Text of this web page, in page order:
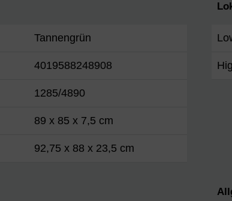
Tannengrün
4019588248908
1285/4890
89 x 85 x 7,5 cm
92,75 x 88 x 23,5 cm